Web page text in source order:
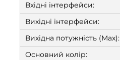
Вхідні інтерфейси:
Вихідні інтерфейси:
Вихідна потужність (Max):
Основний колір: